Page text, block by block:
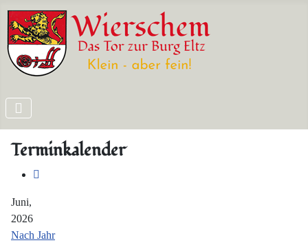
Terminkalender
Juni,
2026
Nach Jahr